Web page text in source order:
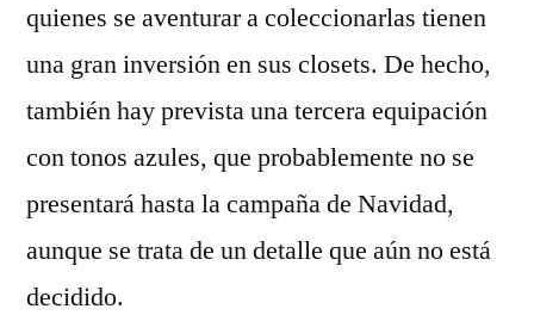
quienes se aventurar a coleccionarlas tienen
una gran inversión en sus closets. De hecho,
también hay prevista una tercera equipación
con tonos azules, que probablemente no se
presentará hasta la campaña de Navidad,
aunque se trata de un detalle que aún no está
decidido.